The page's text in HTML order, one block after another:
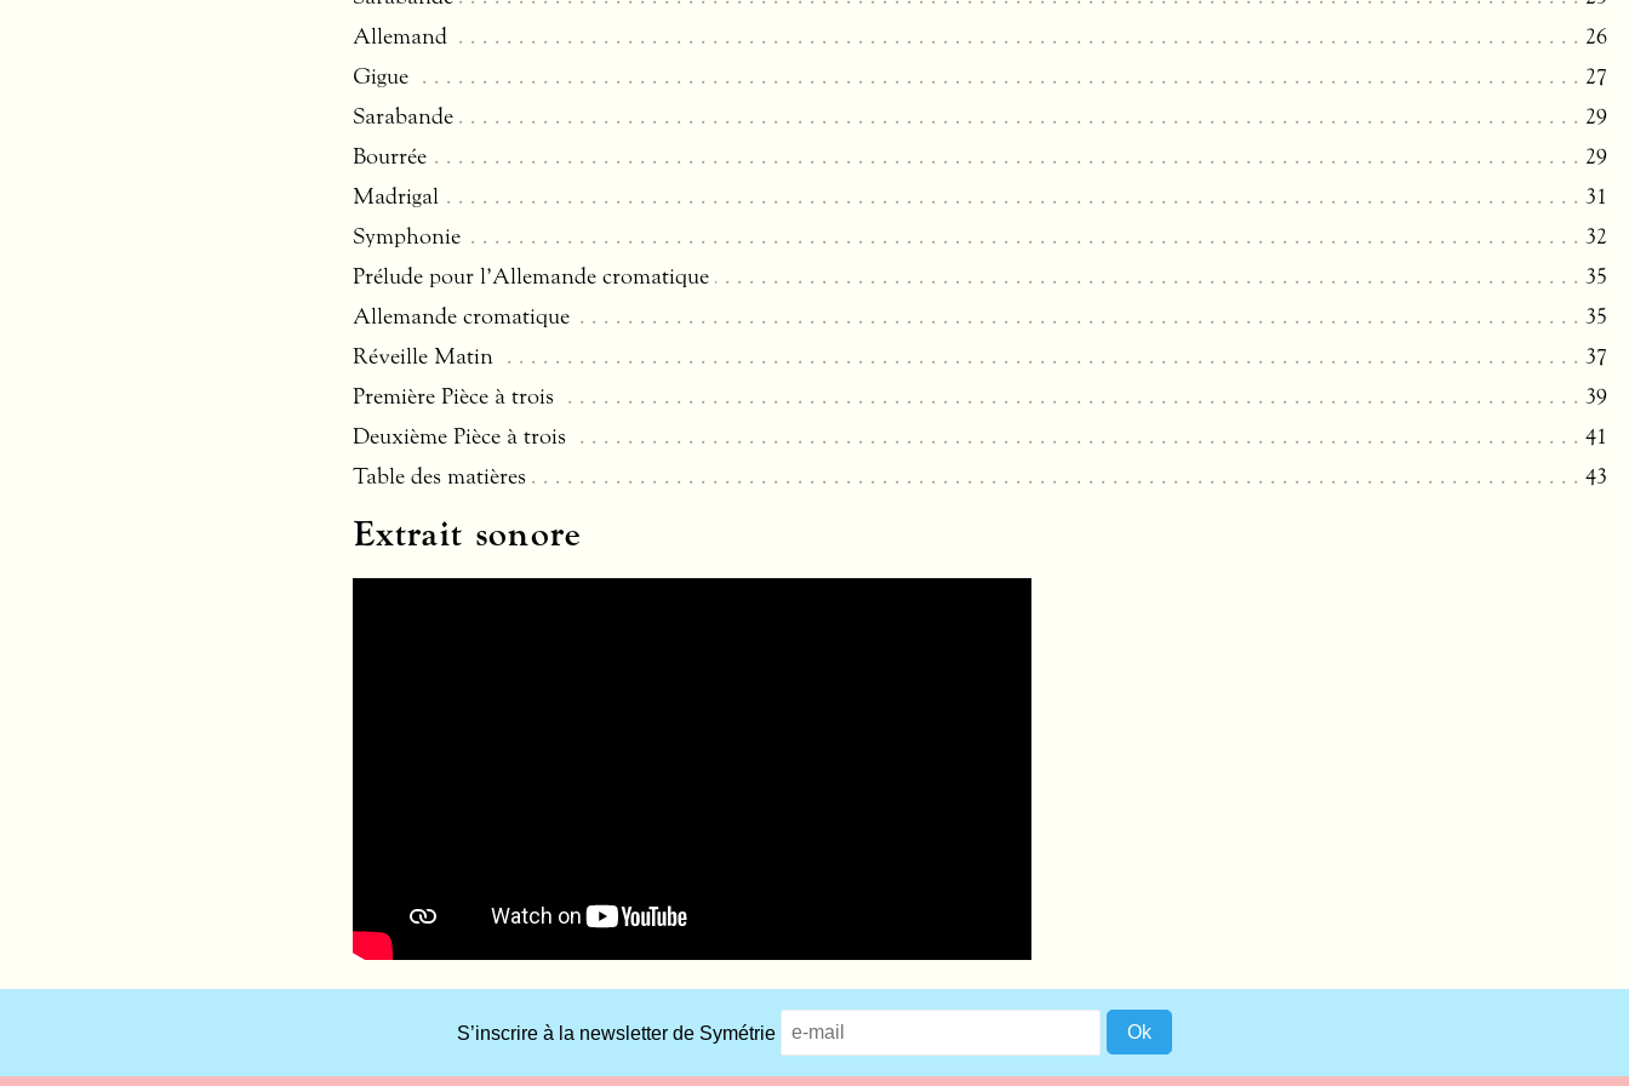
Allemand
26
Gigue
27
Sarabande
29
Bourrée
29
Madrigal
31
Symphonie
32
Prélude pour l’Allemande cromatique
35
Allemande cromatique
35
Réveille Matin
37
Première Pièce à trois
39
Deuxième Pièce à trois
41
Table des matières
43
Extrait sonore
should
S’inscrire à la newsletter de Symétrie